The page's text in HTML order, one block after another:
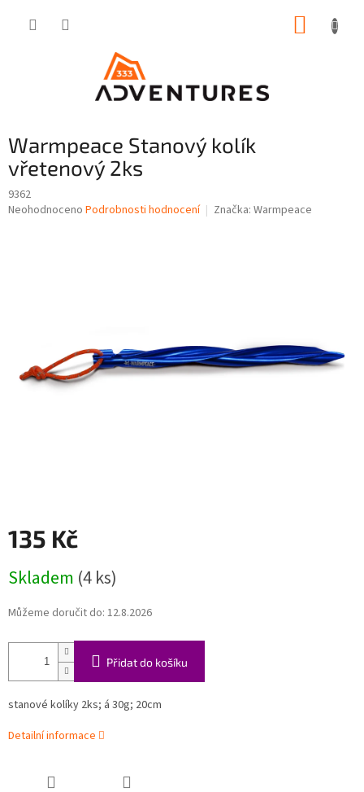
Warmpeace Stanový kolík
vřetenový 2ks
9362
Průměrné
Neohodnoceno Podrobnosti hodnocení Značka: Warmpeace
135 Kč
cena:
Skladem (4 ks)
Můžeme doručit do: 12.8.2026
Přidat do košíku
stanové kolíky 2ks; á 30g; 20cm
Detailní informace